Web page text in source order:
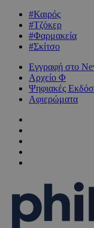
#Καιρός
#Τζόκερ
#Φαρμακεία
#Σκίτσο
Εγγραφή στο
Αρχείο Φ
Ψηφιακές
Αφιερώματα